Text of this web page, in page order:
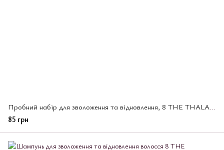
Пробний набір для зволоження та відновлення, 8 THE THALASSO 10 мл + 10 мл (568871)
85 грн